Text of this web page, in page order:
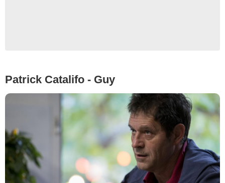
Patrick Catalifo - Guy